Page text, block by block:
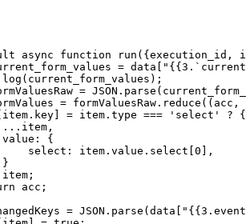
async function run ({execution_id ,
= data[
log (current_form_values);
= JSON . parse
= formValuesRaw. reduce (( acc ,
= item.type === 'select' ? {
item,
{
select: item.value.select[
0 ],
item;
acc;
= JSON . parse (data[